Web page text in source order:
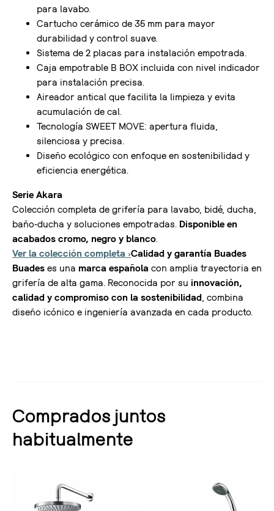
para lavabo.
Cartucho cerámico de 35 mm para mayor
durabilidad y control suave.
Sistema de 2 placas para instalación empotrada.
Caja empotrable B BOX incluida con nivel indicador
para instalación precisa.
Aireador antical que facilita la limpieza y evita
acumulación de cal.
Tecnología SWEET MOVE: apertura fluida,
silenciosa y precisa.
Diseño ecológico con enfoque en sostenibilidad y
eficiencia energética.
Serie Akara
Colección completa de grifería para lavabo, bidé, ducha,
baño-ducha y soluciones empotradas. Disponible en
acabados cromo, negro y blanco.
Ver la colección completa ›Calidad y garantía Buades
Buades es una marca española con amplia trayectoria en
grifería de alta gama. Reconocida por su innovación,
calidad y compromiso con la sostenibilidad , combina
diseño icónico e ingeniería avanzada en cada producto.
Comprados juntos
habitualmente